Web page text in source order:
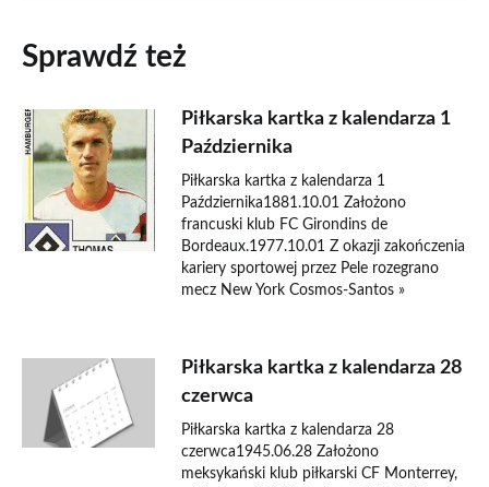
Sprawdź też
Piłkarska kartka z kalendarza 1
Października
Piłkarska kartka z kalendarza 1
Października1881.10.01 Założono
francuski klub FC Girondins de
Bordeaux.1977.10.01 Z okazji zakończenia
kariery sportowej przez Pele rozegrano
mecz New York Cosmos-Santos »
Piłkarska kartka z kalendarza 28
czerwca
Piłkarska kartka z kalendarza 28
czerwca1945.06.28 Założono
meksykański klub piłkarski CF Monterrey,